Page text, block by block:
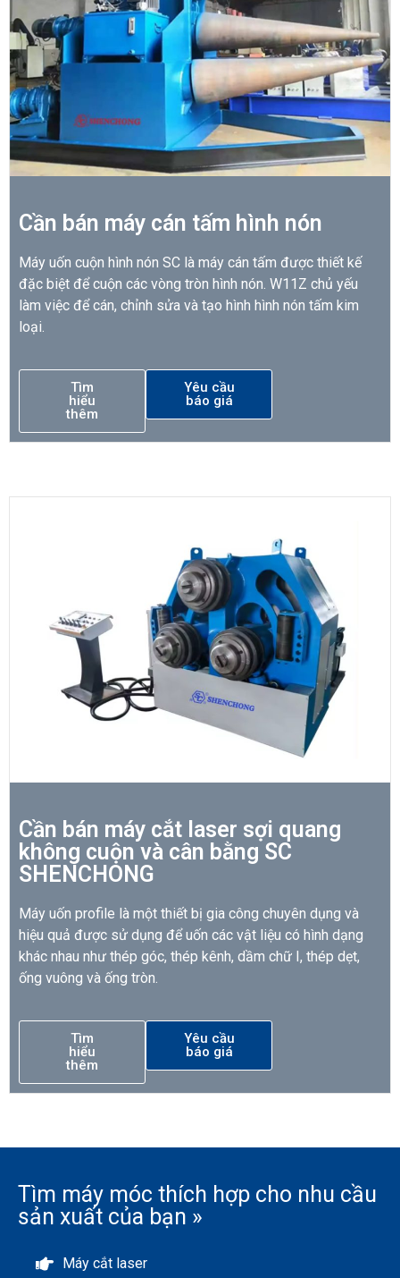
Cần bán máy cán tấm hình nón
Máy uốn cuộn hình nón SC là máy cán tấm được thiết kế
đặc biệt để cuộn các vòng tròn hình nón. W11Z chủ yếu
làm việc để cán, chỉnh sửa và tạo hình hình nón tấm kim
loại.
Tìm
hiểu
thêm
Yêu cầu
báo giá
Cần bán máy cắt laser sợi quang
không cuộn và cân bằng SC
SHENCHONG
Máy uốn profile là một thiết bị gia công chuyên dụng và
hiệu quả được sử dụng để uốn các vật liệu có hình dạng
khác nhau như thép góc, thép kênh, dầm chữ I, thép dẹt,
ống vuông và ống tròn.
Tìm
hiểu
thêm
Yêu cầu
báo giá
Tìm máy móc thích hợp cho nhu cầu
sản xuất của bạn »
Máy cắt laser